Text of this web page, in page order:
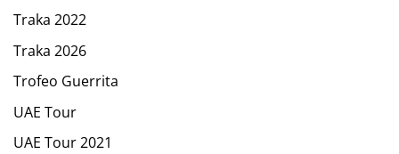
Traka 2022
Traka 2026
Trofeo Guerrita
UAE Tour
UAE Tour 2021